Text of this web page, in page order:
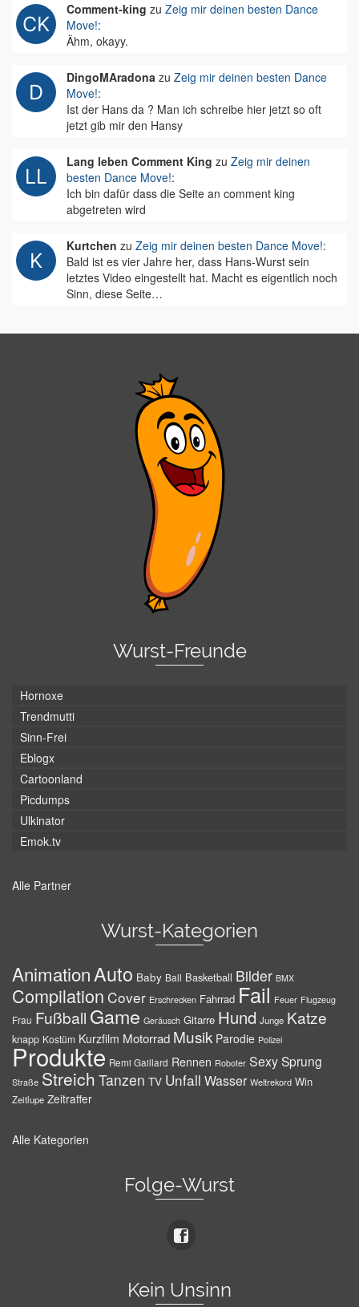
Comment-king zu Zeig mir deinen besten Dance
Move!:
Ähm, okayy.
DingoMAradona zu Zeig mir deinen besten Dance
Move!:
Ist der Hans da ? Man ich schreibe hier jetzt so oft
jetzt gib mir den Hansy
Lang leben Comment King zu Zeig mir deinen
besten Dance Move!:
Ich bin dafür dass die Seite an comment king
abgetreten wird
Kurtchen zu Zeig mir deinen besten Dance Move!:
Bald ist es vier Jahre her, dass Hans-Wurst sein
letztes Video eingestellt hat. Macht es eigentlich noch
Sinn, diese Seite…
Wurst-Freunde
Hornoxe
Trendmutti
Sinn-Frei
Eblogx
Cartoonland
Picdumps
Ulkinator
Emok.tv
Alle Partner
Wurst-Kategorien
AnimationAuto Baby Ball Basketball Bilder BMX
Compilation Cover Erschrecken Fahrrad Fail Feuer Flugzeug
Frau Fußball Game Geräusch Gitarre Hund Junge Katze
knapp Kostüm Kurzfilm Motorrad Musik Parodie Polizei
Produkte Remi Gaillard Rennen Roboter SexySprung
Straße Streich Tanzen TV Unfall Wasser Weltrekord Win
Zeitlupe Zeitraffer
Alle Kategorien
Folge-Wurst
Kein Unsinn